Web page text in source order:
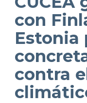
con
Estonia
contra